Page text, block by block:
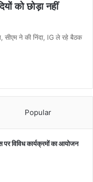
को छोड़ा नहीं
सीएम ने की निंदा, IG ले रहे बैठक
Popular
पर विविध कार्यक्रमों का आयोजन